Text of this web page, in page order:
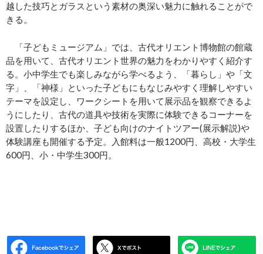
越した技巧とガラスという素材の奥深い魅力に触れることがで
きる。
「子どもミュージアム」では、古代オリエント博物館の館蔵
品を用いて、古代オリエント世界の魅力をわかりやすく紹介す
る。小中学生でも楽しみながら学べるよう、「暮らし」や「文
字」、「神様」といった子どもにもなじみやすく理解しやすい
テーマを設定し、ワークシートを用いて展示品を観察できるよ
うにしたり、古代の道具や技術を実際に体験できるコーナーを
設置したりするほか、子ども向けのナイトツアー(展示解説)や
体験講座も開催する予定。入館料は一般1200円、高校・大学生
600円、小・中学生300円。